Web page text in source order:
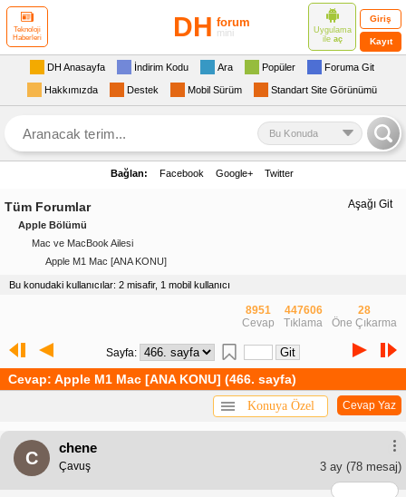
Teknoloji
Haberleri
DH forum
mini
Uygulama
ile aç
Giriş
Kayıt
DH Anasayfa İndirim Kodu Ara Popüler Foruma Git
Hakkımızda Destek Mobil Sürüm Standart Site Görünümü
Bu Konuda
Bağlan: Facebook Google+ Twitter
Aşağı Git
Tüm Forumlar
Apple Bölümü
Mac ve MacBook Ailesi
Apple M1 Mac [ANA KONU]
Bu konudaki kullanıcılar: 2 misafir, 1 mobil kullanıcı
8951
Cevap
447606
Tıklama
28
Öne Çıkarma
Sayfa:
Cevap: Apple M1 Mac [ANA KONU] (466. sayfa)
Cevap Yaz
Konuya Özel
C
chene
3 ay (78 mesaj)
Çavuş